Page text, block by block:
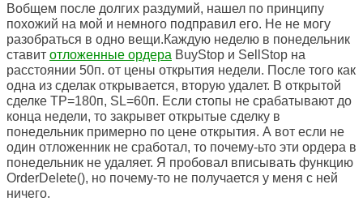
Вобщем после долгих раздумий, нашел по принципу
похожий на мой и немного подправил его. Не не могу
разобраться в одно вещи.Каждую неделю в понедельник
ставит отложенные ордера BuyStop и SellStop на
расстоянии 50п. от цены открытия недели. После того как
одна из сделак открывается, вторую удалет. В открытой
сделке ТР=180п, SL=60п. Если стопы не срабатывают до
конца недели, то закрывет открытые сделку в
понедельник примерно по цене открытия. А вот если не
один отложенник не сработал, то почему-ьто эти ордера в
понедельник не удаляет. Я пробовал вписывать функцию
OrderDelete(), но почему-то не получается у меня с ней
ничего.